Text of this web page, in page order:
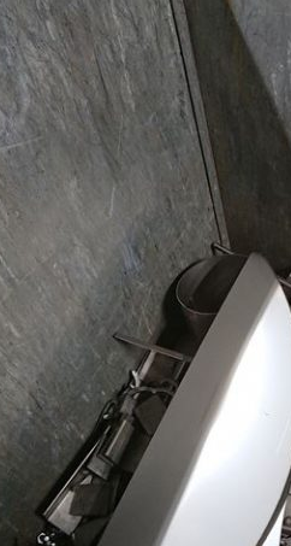
お問い合わせ
RECRUIT CONTACT